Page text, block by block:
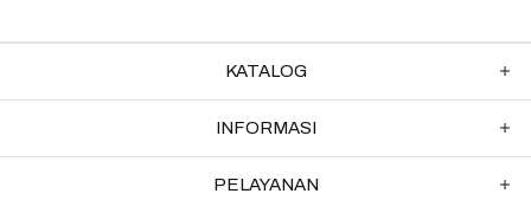
KATALOG
INFORMASI
PELAYANAN